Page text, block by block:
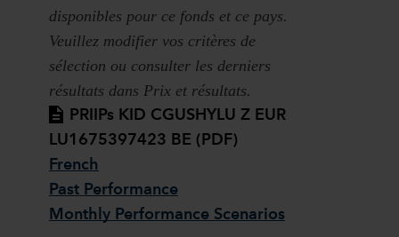
disponibles pour ce fonds et ce pays.
Veuillez modifier vos critères de
sélection ou consulter les derniers
résultats dans Prix et résultats.
PRIIPs KID CGUSHYLU Z EUR
LU1675397423 BE (PDF)
French
Past Performance
Monthly Performance Scenarios